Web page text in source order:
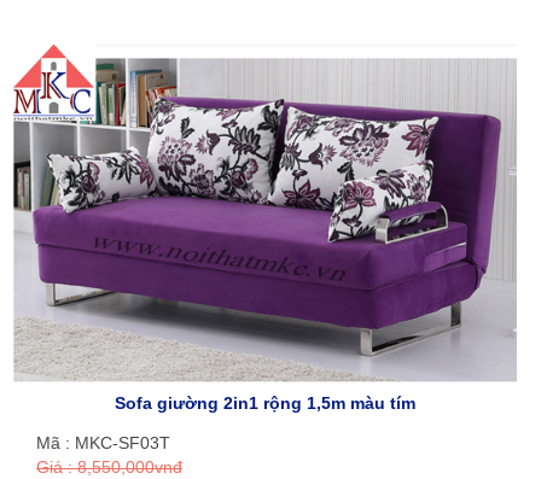
Sofa giường 2in1 rộng 1,5m màu tím
Mã : MKC-SF03T
Giá : 8,550,000vnđ